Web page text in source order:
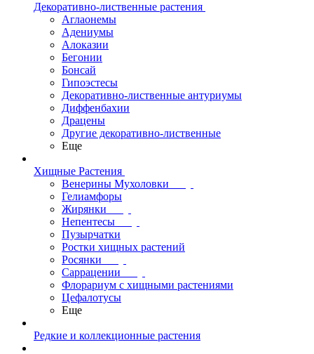
Декоративно-лиственные растения
Аглаонемы
Адениумы
Алоказии
Бегонии
Бонсай
Гипоэстесы
Декоративно-лиственные антуриумы
Диффенбахии
Драцены
Другие декоративно-лиственные
Еще
Хищные Растения
Венерины Мухоловки
Гелиамфоры
Жирянки
Непентесы
Пузырчатки
Ростки хищных растений
Росянки
Саррацении
Флорариум с хищными растениями
Цефалотусы
Еще
Редкие и коллекционные растения